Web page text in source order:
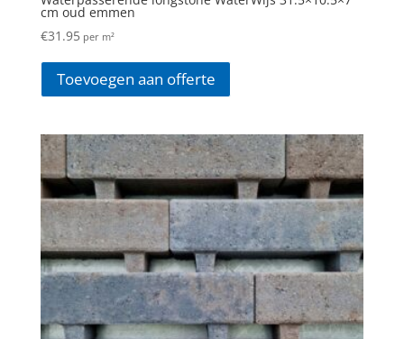
cm oud emmen
€31.95per m²
Toevoegen aan offerte